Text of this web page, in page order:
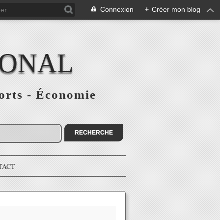
Connexion + Créer mon blog
- Économie